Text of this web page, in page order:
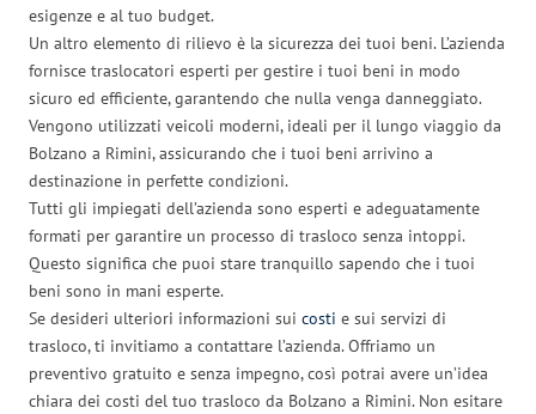
esigenze e al tuo budget.
Un altro elemento di rilievo è la sicurezza dei tuoi beni. L’azienda
fornisce traslocatori esperti per gestire i tuoi beni in modo
sicuro ed efficiente, garantendo che nulla venga danneggiato.
Vengono utilizzati veicoli moderni, ideali per il lungo viaggio da
Bolzano a Rimini, assicurando che i tuoi beni arrivino a
destinazione in perfette condizioni.
Tutti gli impiegati dell’azienda sono esperti e adeguatamente
formati per garantire un processo di trasloco senza intoppi.
Questo significa che puoi stare tranquillo sapendo che i tuoi
beni sono in mani esperte.
Se desideri ulteriori informazioni sui costi e sui servizi di
trasloco, ti invitiamo a contattare l’azienda. Offriamo un
preventivo gratuito e senza impegno, così potrai avere un’idea
chiara dei costi del tuo trasloco da Bolzano a Rimini. Non esitare